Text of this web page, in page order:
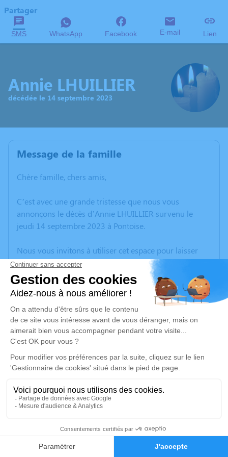
Faire-part Hommages
Partager
SMS WhatsApp Facebook E-mail Lien
Annie LHUILLIER
décédée le 14 septembre 2023
Message de la famille
Chère famille, chers amis,
C’est avec une grande tristesse que nous vous
annonçons le décès d’Annie LHUILLIER survenu le
jeudi 14 septembre 2023 à Pontoise.
Nous vous invitons à utiliser cet espace pour laisser
vos condoléances, partager des photos souvenirs, une
anecdote ou exprimer vos pensées à travers des
poèmes ou des textes. Cet endroit est un lieu
d'expression dédié à honorer la mémoire d’Annie
LHUILLIER.
Un service de plantation d’arbre hommage est
disponible ici.
Je rends hommage
Cérémonie
Crematorium de Saint-Ouen-l'Aumone
35 avenue de verdun